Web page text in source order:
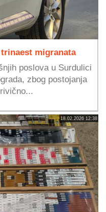
migranata
poslova u Surdulici
zbog postojanja
18.02.2026 12:38